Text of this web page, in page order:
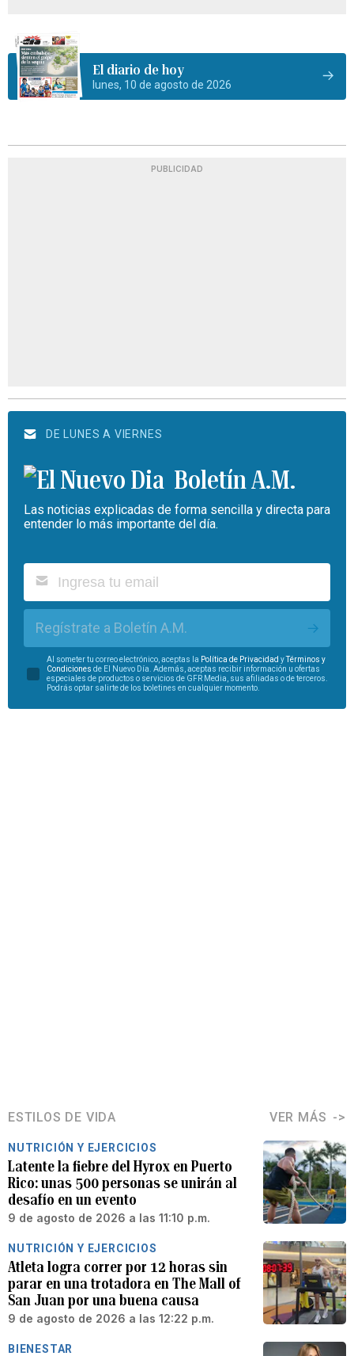
El diario de hoy
lunes, 10 de agosto de 2026
PUBLICIDAD
DE LUNES A VIERNES
Boletín A.M.
Las noticias explicadas de forma sencilla y directa para
entender lo más importante del día.
Regístrate a Boletín A.M.
Al someter tu correo electrónico, aceptas la Política de Privacidad yTérminos y
Condiciones de El Nuevo Día. Además, aceptas recibir información u ofertas
especiales de productos o servicios de GFR Media, sus afiliadas o de terceros.
Podrás optar salirte de los boletines en cualquier momento.
ESTILOS DE VIDA VER MÁS
NUTRICIÓN Y EJERCICIOS
Latente la fiebre del Hyrox en Puerto
Rico: unas 500 personas se unirán al
desafío en un evento
9 de agosto de 2026 a las 11:10 p.m.
NUTRICIÓN Y EJERCICIOS
Atleta logra correr por 12 horas sin
parar en una trotadora en The Mall of
San Juan por una buena causa
9 de agosto de 2026 a las 12:22 p.m.
BIENESTAR